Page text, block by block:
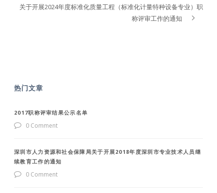
关于开展2024年度标准化质量工程（标准化计量特种设备专业）职
称评审工作的通知
热门文章
2017职称评审结果公示名单
0 Comment
深圳市人力资源和社会保障局关于开展2018年度深圳市专业技术人员继
续教育工作的通知
0 Comment